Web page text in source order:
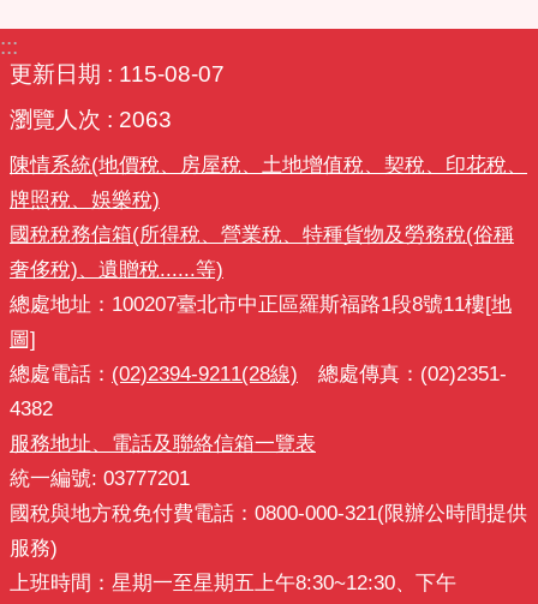
:::
更新日期
115-08-07
瀏覽人次
2063
陳情系統(地價稅、房屋稅、土地增值稅、契稅、印花稅、
牌照稅、娛樂稅)
國稅稅務信箱(所得稅、營業稅、特種貨物及勞務稅(俗稱
奢侈稅)、遺贈稅......等)
總處地址：100207臺北市中正區羅斯福路1段8號11樓[地
圖]
總處電話： (02)2394-9211(28線) 總處傳真：(02)2351-
4382
服務地址、電話及聯絡信箱一覽表
統一編號: 03777201
國稅與地方稅免付費電話：0800-000-321(限辦公時間提供
服務)
上班時間：星期一至星期五上午8:30~12:30、下午